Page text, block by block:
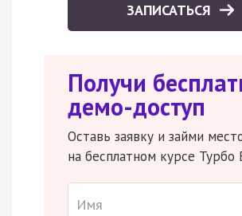
ЗАПИСАТЬСЯ
Получи
демо-доступ
Оставь заявку и займи
на бесплатном курсе Турбо